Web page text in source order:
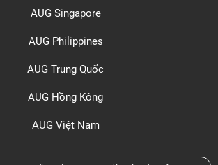
AUG Singapore
AUG Philippines
AUG Trung Quốc
AUG Hồng Kông
AUG Việt Nam